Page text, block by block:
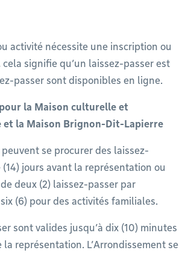
activité nécessite une inscription ou
signifie qu’un laissez-passer est
passer sont disponibles en ligne.
la Maison culturelle et
et la Maison Brignon-Dit-Lapierre
se procurer des laissez-
jours avant la représentation ou
deux (2) laissez-passer par
(6) pour des activités familiales.
sont valides jusqu’à dix (10) minutes
la représentation. L’Arrondissement se